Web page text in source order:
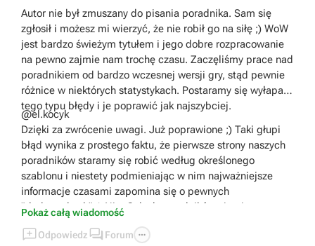
zada większe obrażenia niż odłamkowo-burzący. Niestety
na tam dużo odległości nie możemy w ogóle celować.
Sprawia to, że część pocisków w ogóle nie trafi, część
odbije się od boku okrętu, a część trafi w wystające
elementy, nadbudówki, kominy, działa i również nie zada
obrażeń. Dużo lepszy efekt daje pocisk HE, chociaż należy
się wtedy nastawić, że bazujemy nie na zadawaniu
obrażeń, a na podpaleniu przeciwnika. Oczywiście, tak jak
wspomniałem wcześniej, musimy bazować na pewnych
ogólnikach. W przypadku poszczególnych okrętów są
różnice w zasięgu strzelania a także kącie pod jakim leci
pocisk. Bardziej zaawansowani gracze sami poprzez
próby dojdą co na danym okręcie najbardziej się opłaca.
- Przechodząc do pancernika South Carolina, muszę
utrzymać, że jest to tragiczny okręt. Może nie sam w
sobie, ale w porównaniu do każdego innego. Mała
Autor nie był zmuszany do pisania poradnika. Sam się
zgłosił i możesz mi wierzyć, że nie robił go na siłę ;) WoW
jest bardzo świeżym tytułem i jego dobre rozpracowanie
na pewno zajmie nam trochę czasu. Zaczęliśmy prace nad
poradnikiem od bardzo wczesnej wersji gry, stąd pewnie
różnice w niektórych statystykach. Postaramy się wyłapać
tego typu błędy i je poprawić jak najszybciej.
@el.kocyk
Dzięki za zwrócenie uwagi. Już poprawione ;) Taki głupi
błąd wynika z prostego faktu, że pierwsze strony naszych
poradników staramy się robić według określonego
szablonu i niestety podmieniając w nim najważniejsze
informacje czasami zapomina się o pewnych
"drobnostkach" ;) Nie. Całych poradników nie piszemy
metodą "kopiuj-wklej" ^^
Pokaż całą wiadomość
Odpowiedz  Forum 